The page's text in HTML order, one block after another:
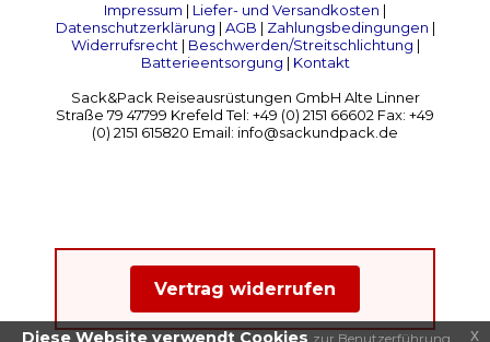
Impressum | Liefer- und Versandkosten |
Datenschutzerklärung | AGB | Zahlungsbedingungen |
Widerrufsrecht| Beschwerden/Streitschlichtung |
Batterieentsorgung | Kontakt
Sack&Pack Reiseausrüstungen GmbH Alte Linner
Straße 79 47799 Krefeld Tel: +49 (0) 2151 66602 Fax: +49
(0) 2151 615820 Email: info@sackundpack.de
Vertrag widerrufen
Diese Website verwendt Cookies zur Benutzerführung x